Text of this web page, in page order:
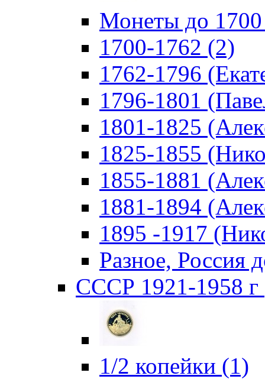
Монеты до 1700
1700-1762 (2)
1762-1796
1796-1801
1801-1825
1825-1855
1855-1881
1881-1894
1895 -1917
Разное, Россия
СССР 1921-1958 г
1/2 копейки (1)